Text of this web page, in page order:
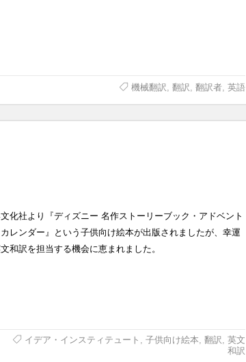
機械翻訳, 翻訳, 翻訳者, 英語
化社より『ディズニー 名作ストーリーブック・アドベント
レンダー』という子供向け絵本が出版されましたが、幸運
和訳を担当する機会に恵まれました。
イデア・インスティテュート , 子供向け絵本, 翻訳, 英文
和訳